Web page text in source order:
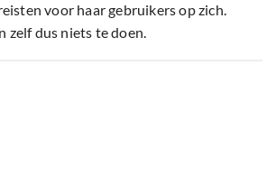
voor haar gebruikers op zich.
zelf dus niets te doen.